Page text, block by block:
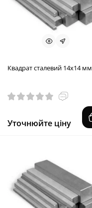
Квадрат сталевий 14х14 мм
Уточнюйте ціну